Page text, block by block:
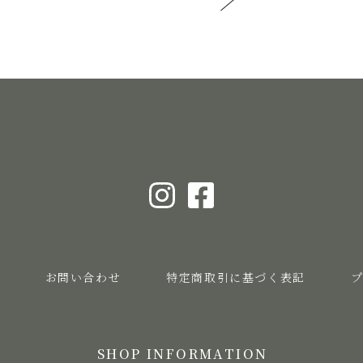
お問い合わせ 特定商取引に基づく表記
SHOP INFORMATION